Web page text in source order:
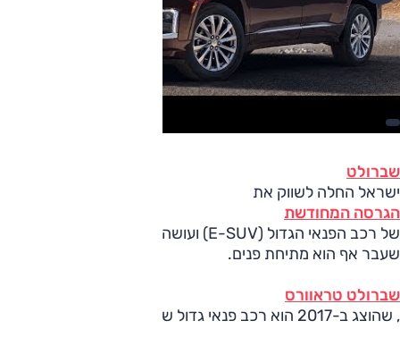
שברולט
ישראל החלה לשווק את
הגרסה המחודשת
של רכב הפנאי הגדול (E-SUV) ועושה זאת יחד עם אקווינוקס
שעבר אף הוא מתיחת פנים.
שברולט טראוורס
, שהוצג ב-2017 הוא רכב פנאי גדול שנועד ל-7 או ל-8 נוסעים.